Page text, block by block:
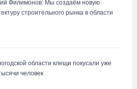
Филимонов: Мы создаём новую
строительного рынка в области
области клещи покусали уже
человек